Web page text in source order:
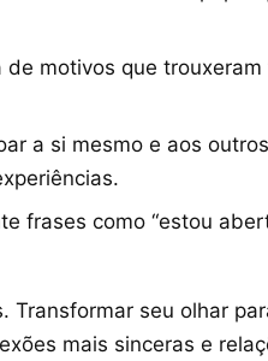
de motivos que
a si mesmo e aos
frases como “estou
Transformar seu olhar
mais sinceras e